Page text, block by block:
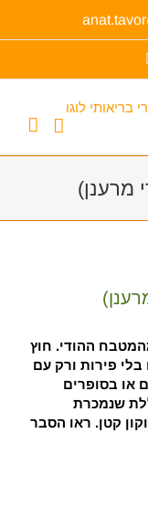
מרענן)
ההודי. חוץ
בלי פירות ורק עם
או בסופרים
שנמכרת
בבקבוקון קטן. ראו הסבר